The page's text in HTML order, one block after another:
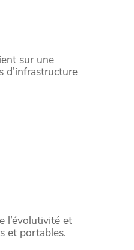
sur une
d’infrastructure
l’évolutivité et
et portables.